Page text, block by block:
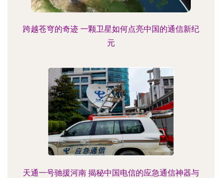
跨越苍穹的奇迹 一颗卫星如何点亮中国的通信新纪
元
天通一号驰援河南 揭秘中国电信的应急通信神器与